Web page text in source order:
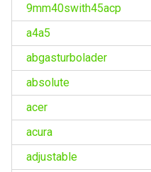
9mm40swith45acp
a4a5
abgasturbolader
absolute
acer
acura
adjustable